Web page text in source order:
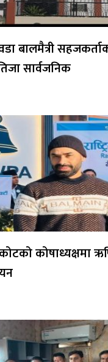
बालमैत्री
सार्वजनिक
कोषाध्यक्षमा